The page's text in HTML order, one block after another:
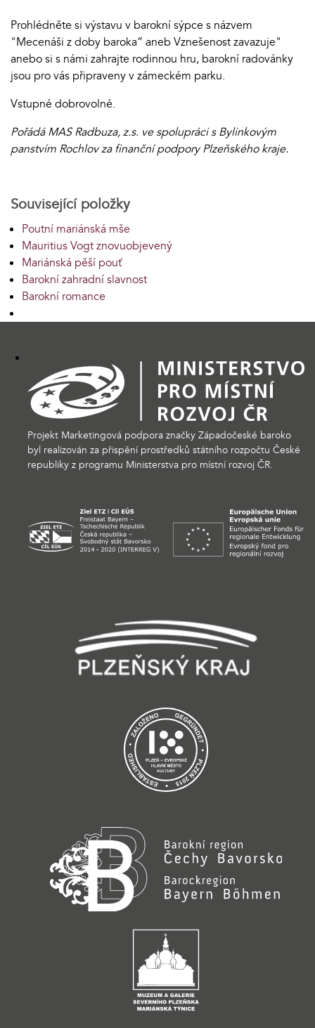
Prohlédněte si výstavu v barokní sýpce s názvem
"Mecenáši z doby baroka” aneb Vznešenost zavazuje"
anebo si s námi zahrajte rodinnou hru, barokní radovánky
jsou pro vás připraveny v zámeckém parku.
Vstupné dobrovolné.
Pořádá MAS Radbuza, z.s. ve spolupráci s Bylinkovým
panstvím Rochlov za finanční podpory Plzeňského kraje.
Související položky
Poutní mariánská mše
Mauritius Vogt znovuobjevený
Mariánská pěší pouť
Barokní zahradní slavnost
Barokní romance
Projekt Marketingová podpora značky Západočeské baroko
byl realizován za přispění prostředků státního rozpočtu České
republiky z programu Ministerstva pro místní rozvoj ČR.